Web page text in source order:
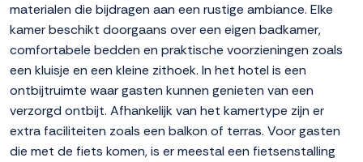
materialen die bijdragen aan een rustige ambiance. Elke
kamer beschikt doorgaans over een eigen badkamer,
comfortabele bedden en praktische voorzieningen zoals
een kluisje en een kleine zithoek. In het hotel is een
ontbijtruimte waar gasten kunnen genieten van een
verzorgd ontbijt. Afhankelijk van het kamertype zijn er
extra faciliteiten zoals een balkon of terras. Voor gasten
die met de fiets komen, is er meestal een fietsenstalling